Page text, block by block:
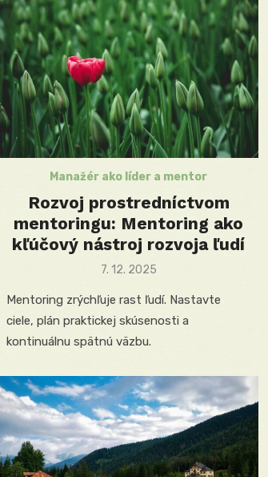
Manažér ako líder a mentor
Rozvoj prostredníctvom
mentoringu: Mentoring ako
kľúčový nástroj rozvoja ľudí
Posted
7. 12. 2025
Mentoring zrýchľuje rast ľudí. Nastavte
ciele, plán praktickej skúsenosti a
kontinuálnu spätnú väzbu.